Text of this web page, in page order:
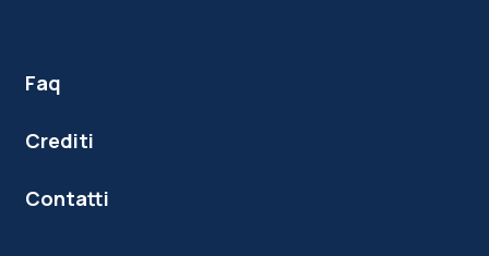
Faq
Crediti
Contatti